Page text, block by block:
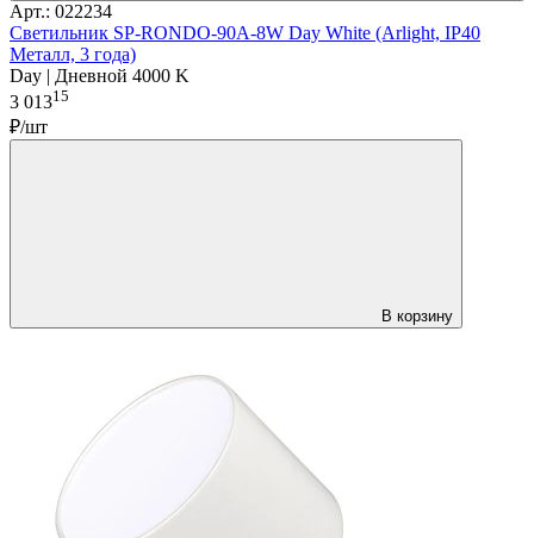
Арт.: 022234
Светильник SP-RONDO-90A-8W Day White (Arlight, IP40
Металл, 3 года)
Day | Дневной 4000 K
3 01315
₽/шт
В корзину